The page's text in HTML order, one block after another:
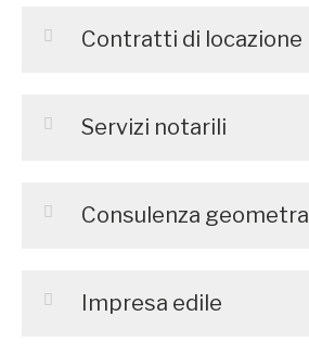
Contratti di locazione
Servizi notarili
Consulenza geometra
Impresa edile